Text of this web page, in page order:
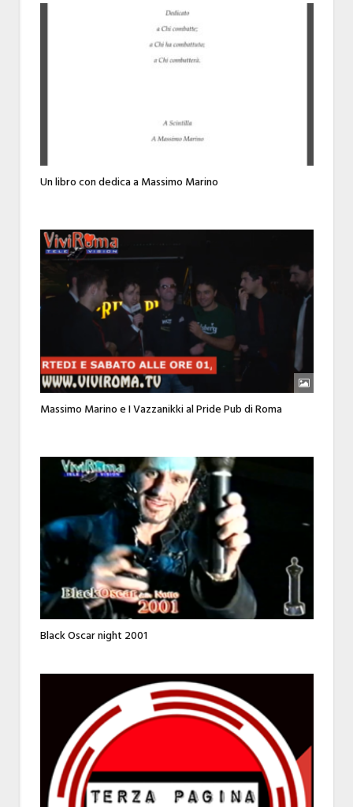
Un libro con dedica a Massimo Marino
Massimo Marino e I Vazzanikki al Pride Pub di Roma
Black Oscar night 2001